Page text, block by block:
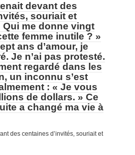
devant des
souriait et
Qui me donne vingt
femme inutile ? »
ans d’amour, je
Je n’ai pas protesté.
regardé dans les
un inconnu s’est
: « Je vous
de dollars. » Ce
a changé ma vie à
des centaines d’invités, souriait et